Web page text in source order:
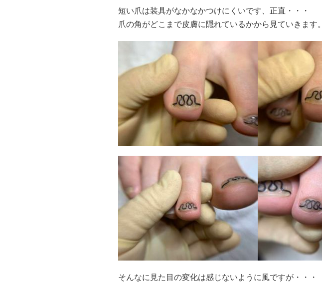
短い爪は装具がなかなかつけにくいです、正直・・・
爪の角がどこまで皮膚に隠れているかから見ていきます。
そんなに見た目の変化は感じないように風ですが・・・